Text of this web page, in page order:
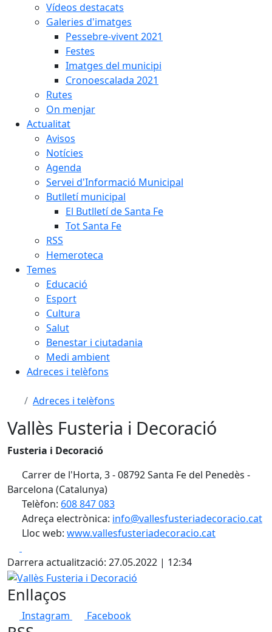
Vídeos destacats
Galeries d'imatges
Pessebre-vivent 2021
Festes
Imatges del municipi
Cronoescalada 2021
Rutes
On menjar
Actualitat
Avisos
Notícies
Agenda
Servei d'Informació Municipal
Butlletí municipal
El Butlletí de Santa Fe
Tot Santa Fe
RSS
Hemeroteca
Temes
Educació
Esport
Cultura
Salut
Benestar i ciutadania
Medi ambient
Adreces i telèfons
Adreces i telèfons
Vallès Fusteria i Decoració
Fusteria i Decoració
Carrer de l'Horta, 3 - 08792 Santa Fe del Penedès -
Barcelona (Catalunya)
Telèfon: 608 847 083
Adreça electrònica: info@vallesfusteriadecoracio.cat
Lloc web: www.vallesfusteriadecoracio.cat
Darrera actualització: 27.05.2022 | 12:34
Vallès Fusteria i Decoració
Enllaços
Instagram Facebook